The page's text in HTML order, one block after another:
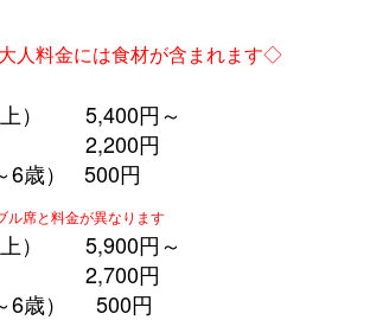
人料金には食材が含まれます◇
上） 5,400円～
円
6歳） 500円
ル席と料金が異なります
上） 5,900円～
円
6歳） 500円